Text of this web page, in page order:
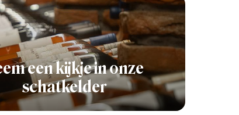
een kijkje in onze
schatkelder